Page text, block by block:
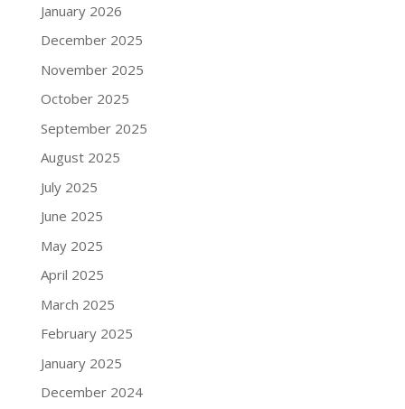
January 2026
December 2025
November 2025
October 2025
September 2025
August 2025
July 2025
June 2025
May 2025
April 2025
March 2025
February 2025
January 2025
December 2024